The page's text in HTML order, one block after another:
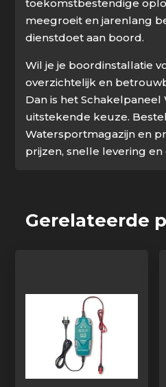
toekomstbestendige
meegroeit en jarenlang
dienstdoet aan boord.
Wil je je boordinstallatie
overzichtelijk en
Dan is het Schakelpaneel
uitstekende keuze.
Watersportmagazijn en
prijzen, snelle levering
Gerelateerde